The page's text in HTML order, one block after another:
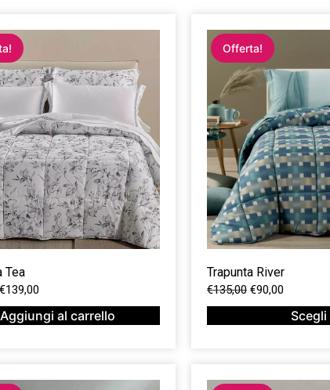
Tea
€139,00
Aggiungi al carrello
Offerta!
Trapunta River
€135,00 €90,00
Scegli